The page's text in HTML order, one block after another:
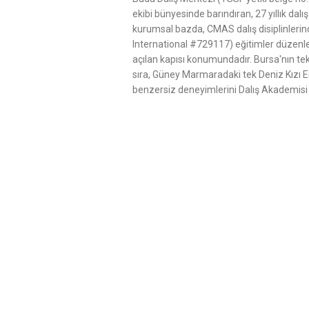
ekibi bünyesinde barındıran, 27 yıllık
kurumsal bazda, CMAS dalış
International #729117) eğitimler
açılan kapısı konumundadır. Bursa'nın
sıra, Güney Marmaradaki tek Deniz
benzersiz deneyimlerini Dalış